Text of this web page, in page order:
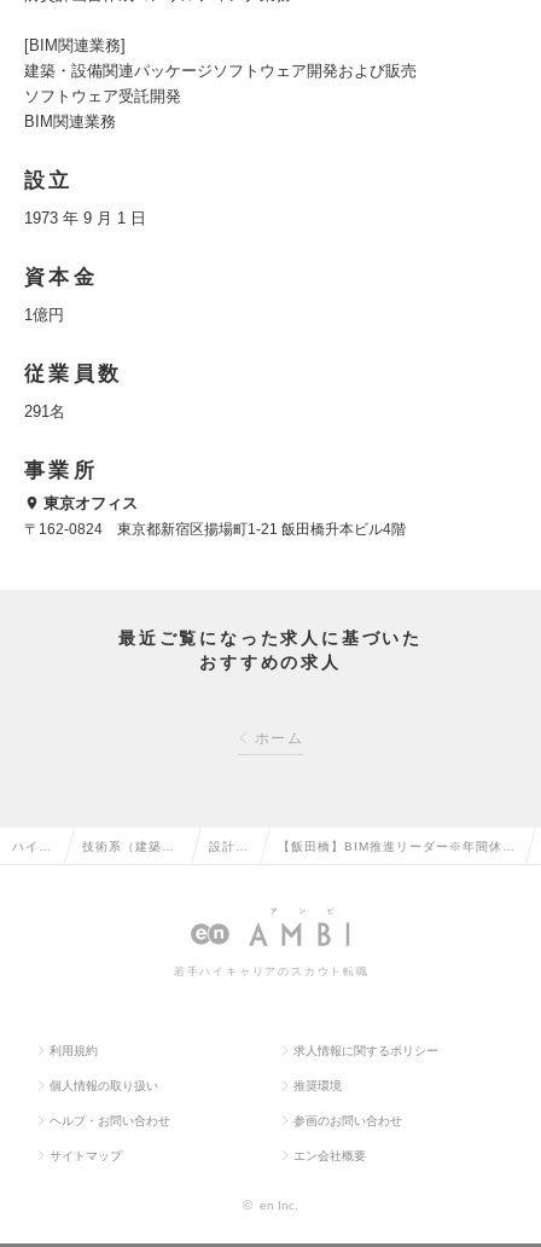
[BIM関連業務]
建築・設備関連パッケージソフトウェア開発および販売
ソフトウェア受託開発
BIM関連業務
設立
1973 年 9 月 1 日
資本金
1億円
従業員数
291名
事業所
東京オフィス
〒162-0824 東京都新宿区揚場町1-21 飯田橋升本ビル4階
最近ご覧になった求人に基づいた
おすすめの求人
ホーム
ハイク 技術系（建築・ 設計
備）の
【飯田橋】BIM推進リーダー※年間休日
ア業界トップクラスの求人情報
若手ハイキャリアのスカウト転職
利用規約 求人情報に関するポリシー
個人情報の取り扱い 推奨環境
ヘルプ・お問い合わせ 参画のお問い合わせ
サイトマップ エン会社概要
© en Inc.